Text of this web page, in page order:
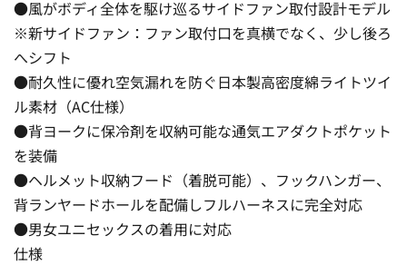
●風がボディ全体を駆け巡るサイドファン取付設計モデル
※新サイドファン：ファン取付口を真横でなく、少し後ろ
へシフト
●耐久性に優れ空気漏れを防ぐ日本製高密度綿ライトツイ
ル素材（AC仕様）
●背ヨークに保冷剤を収納可能な通気エアダクトポケット
を装備
●ヘルメット収納フード（着脱可能）、フックハンガー、
背ランヤードホールを配備しフルハーネスに完全対応
●男女ユニセックスの着用に対応
仕様